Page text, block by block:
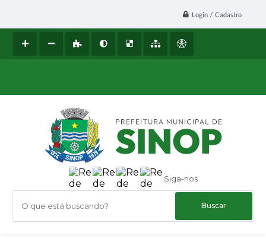
Login / Cadastro
Siga-nos
O que está buscando?